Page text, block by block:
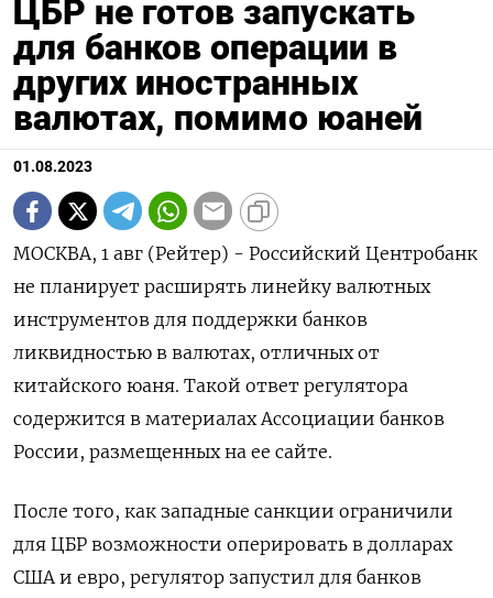
ЦБР не готов запускать
для банков операции в
других иностранных
валютах, помимо юаней
01.08.2023
МОСКВА, 1 авг (Рейтер) - Российский Центробанк
не планирует расширять линейку валютных
инструментов для поддержки банков
ликвидностью в валютах, отличных от
китайского юаня. Такой ответ регулятора
содержится в материалах Ассоциации банков
России, размещенных на ее сайте.
После того, как западные санкции ограничили
для ЦБР возможности оперировать в долларах
США и евро, регулятор запустил для банков